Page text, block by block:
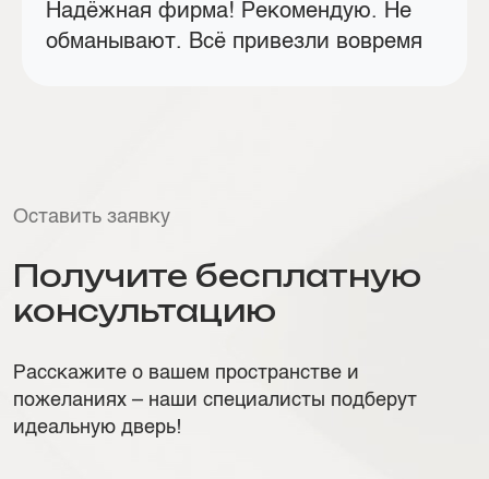
Надёжная фирма! Рекомендую. Не
обманывают. Всё привезли вовремя
Оставить заявку
Получите бесплатную
консультацию
Расскажите о вашем пространстве и
пожеланиях – наши специалисты подберут
идеальную дверь!